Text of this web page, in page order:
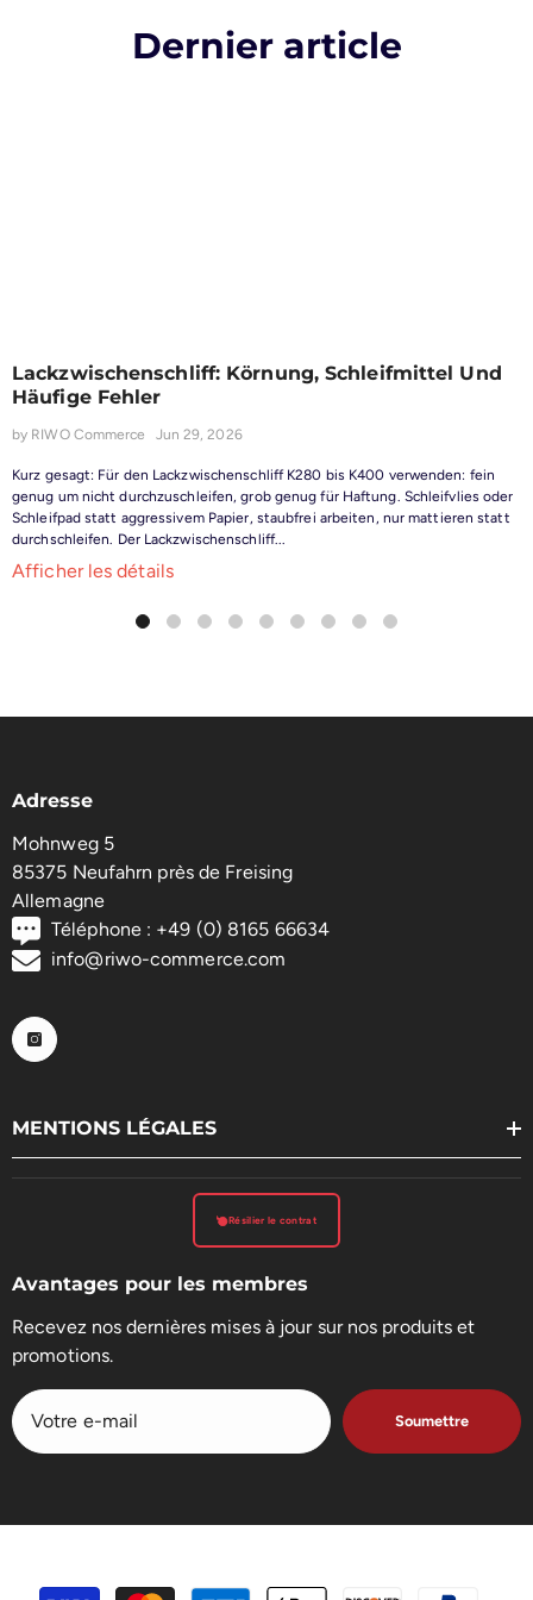
Dernier article
Lackzwischenschliff: Körnung, Schleifmittel Und
Häufige Fehler
by RIWO Commerce Jun 29, 2026
Kurz gesagt: Für den Lackzwischenschliff K280 bis K400 verwenden: fein
genug um nicht durchzuschleifen, grob genug für Haftung. Schleifvlies oder
Schleifpad statt aggressivem Papier, staubfrei arbeiten, nur mattieren statt
durchschleifen. Der Lackzwischenschliff...
Afficher les détails
Adresse
Mohnweg 5
85375 Neufahrn près de Freising
Allemagne
Téléphone : +49 (0) 8165 66634
info@riwo-commerce.com
MENTIONS LÉGALES
Résilier le contrat
Avantages pour les membres
Recevez nos dernières mises à jour sur nos produits et
promotions.
Soumettre
Méthodes